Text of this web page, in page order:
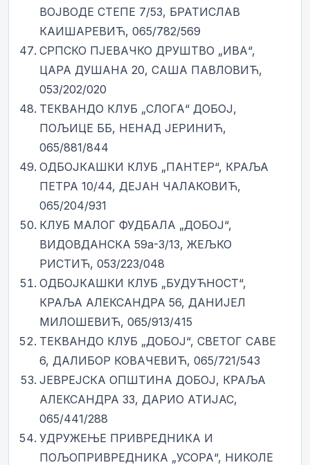
ВОЈВОДЕ СТЕПЕ 7/53, БРАТИСЛАВ
КАИШАРЕВИЋ, 065/782/569
СРПСКО ПЈЕВАЧКО ДРУШТВО „ИВА“,
ЦАРА ДУШАНА 20, САША ПАВЛОВИЋ,
053/202/020
ТЕКВАНДО КЛУБ „СЛОГА“ ДОБОЈ,
ПОЉИЦЕ ББ, НЕНАД ЈЕРИНИЋ,
065/881/844
ОДБОЈКАШКИ КЛУБ „ПАНТЕР“, КРАЉА
ПЕТРА 10/44, ДЕЈАН ЧАЛАКОВИЋ,
065/204/931
КЛУБ МАЛОГ ФУДБАЛА „ДОБОЈ“,
ВИДОВДАНСКА 59а-3/13, ЖЕЉКО
РИСТИЋ, 053/223/048
ОДБОЈКАШКИ КЛУБ „БУДУЋНОСТ“,
КРАЉА АЛЕКСАНДРА 56, ДАНИЈЕЛ
МИЛОШЕВИЋ, 065/913/415
ТЕКВАНДО КЛУБ „ДОБОЈ“, СВЕТОГ САВЕ
6, ДАЛИБОР КОВАЧЕВИЋ, 065/721/543
ЈЕВРЕЈСКА ОПШТИНА ДОБОЈ, КРАЉА
АЛЕКСАНДРА 33, ДАРИО АТИЈАС,
065/441/288
УДРУЖЕЊЕ ПРИВРЕДНИКА И
ПОЉОПРИВРЕДНИКА „УСОРА“, НИКОЛЕ